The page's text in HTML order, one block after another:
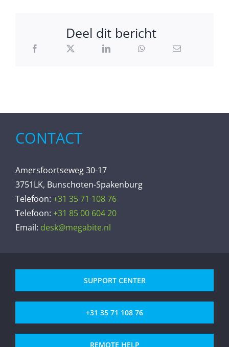
Remote Help
Deel dit bericht
CONTACT
Amersfoortseweg 30-17
3751LK, Bunschoten-Spakenburg
Telefoon: +31 35 71 108 76
Telefoon: +31 85 00 604 20
Email: desk@megabite.nl
SUPPORT CENTER
+31 35 71 108 76
REMOTE HELP